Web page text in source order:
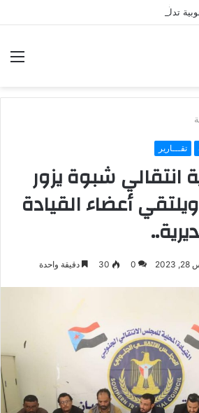
تقـــارير
انتقالي شبوة يزور
أعضاء القيادة
0
30 دقيقة واحدة